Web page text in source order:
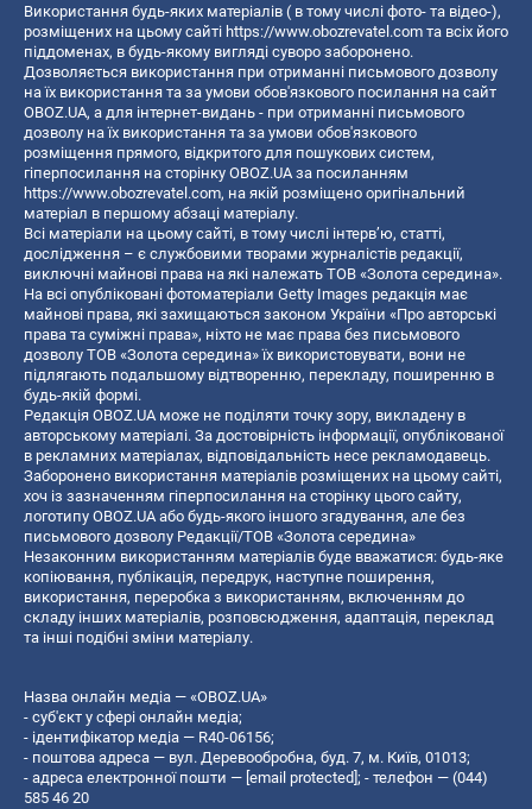
Використання будь-яких матеріалів ( в тому числі фото- та відео-),
розміщених на цьому сайті https://www.obozrevatel.com та всіх його
піддоменах, в будь-якому вигляді суворо заборонено.
Дозволяється використання при отриманні письмового дозволу
на їх використання та за умови обов'язкового посилання на сайт
OBOZ.UA, а для інтернет-видань - при отриманні письмового
дозволу на їх використання та за умови обов'язкового
розміщення прямого, відкритого для пошукових систем,
гіперпосилання на сторінку OBOZ.UA за посиланням
https://www.obozrevatel.com, на якій розміщено оригінальний
матеріал в першому абзаці матеріалу.
Всі матеріали на цьому сайті, в тому числі інтерв’ю, статті,
дослідження – є службовими творами журналістів редакції,
виключні майнові права на які належать ТОВ «Золота середина».
На всі опубліковані фотоматеріали Getty Images редакція має
майнові права, які захищаються законом України «Про авторські
права та суміжні права», ніхто не має права без письмового
дозволу ТОВ «Золота середина» їх використовувати, вони не
підлягають подальшому відтворенню, перекладу, поширенню в
будь-якій формі.
Редакція OBOZ.UA може не поділяти точку зору, викладену в
авторському матеріалі. За достовірність інформації, опублікованої
в рекламних матеріалах, відповідальність несе рекламодавець.
Заборонено використання матеріалів розміщених на цьому сайті,
хоч із зазначенням гіперпосилання на сторінку цього сайту,
логотипу OBOZ.UA або будь-якого іншого згадування, але без
письмового дозволу Редакції/ТОВ «Золота середина»
Незаконним використанням матеріалів буде вважатися: будь-яке
копiювання, публiкацiя, передрук, наступне поширення,
використання, переробка з використанням, включенням до
складу інших матеріалів, розповсюдження, адаптація, переклад
та інші подібні зміни матеріалу.
Назва онлайн медіа — «OBOZ.UA»
- суб'єкт у сфері онлайн медіа;
- ідентифікатор медіа — R40-06156;
- поштова адреса — вул. Деревообробна, буд. 7, м. Київ, 01013;
- адреса електронної пошти — [email protected] ; - телефон — (044)
585 46 20